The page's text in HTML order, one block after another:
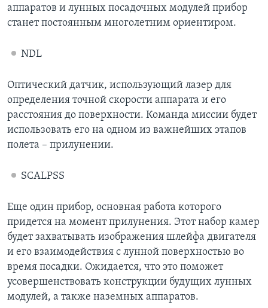
аппаратов и лунных посадочных модулей прибор
станет постоянным многолетним ориентиром.
NDL
Оптический датчик, использующий лазер для
определения точной скорости аппарата и его
расстояния до поверхности. Команда миссии будет
использовать его на одном из важнейших этапов
полета – прилунении.
SCALPSS
Еще один прибор, основная работа которого
придется на момент прилунения. Этот набор камер
будет захватывать изображения шлейфа двигателя
и его взаимодействия с лунной поверхностью во
время посадки. Ожидается, что это поможет
усовершенствовать конструкции будущих лунных
модулей, а также наземных аппаратов.